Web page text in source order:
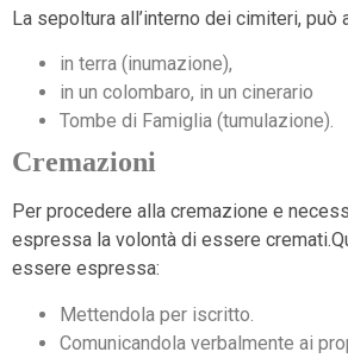
La sepoltura all’interno dei cimiteri, può
in terra (inumazione),
in un colombaro, in un cinerario
Tombe di Famiglia (tumulazione).
Cremazioni
Per procedere alla cremazione e
espressa la volontà di essere
essere espressa:
Mettendola per iscritto.
Comunicandola verbalmente ai